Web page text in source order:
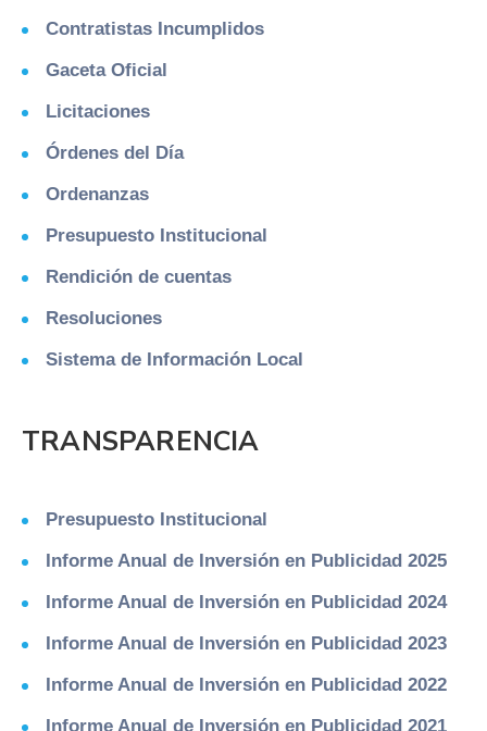
Contratistas Incumplidos
Gaceta Oficial
Licitaciones
Órdenes del Día
Ordenanzas
Presupuesto Institucional
Rendición de cuentas
Resoluciones
Sistema de Información Local
TRANSPARENCIA
Presupuesto Institucional
Informe Anual de Inversión en Publicidad 2025
Informe Anual de Inversión en Publicidad 2024
Informe Anual de Inversión en Publicidad 2023
Informe Anual de Inversión en Publicidad 2022
Informe Anual de Inversión en Publicidad 2021